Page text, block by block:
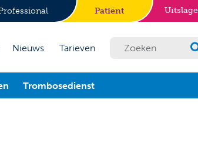
Patiënt
Nieuws Tarieven
Trombosedienst